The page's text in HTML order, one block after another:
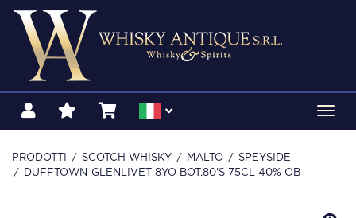
PRODOTTI SCOTCH WHISKY MALTO
SPEYSIDE
DUFFTOWN-GLENLIVET 8YO BOT.80'S 75CL 40% OB